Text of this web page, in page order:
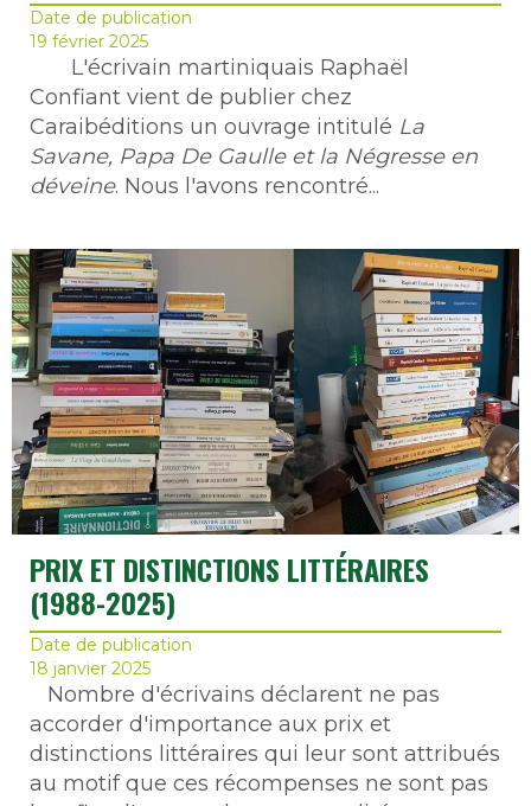
Date de publication
19 février 2025
L'écrivain martiniquais Raphaël
Confiant vient de publier chez
Caraibéditions un ouvrage intitulé La
Savane, Papa De Gaulle et la Négresse en
déveine. Nous l'avons rencontré...
PRIX ET DISTINCTIONS LITTÉRAIRES
(1988-2025)
Date de publication
18 janvier 2025
Nombre d'écrivains déclarent ne pas
accorder d'importance aux prix et
distinctions littéraires qui leur sont attribués
au motif que ces récompenses ne sont pas